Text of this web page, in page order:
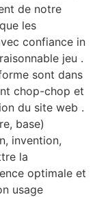
de notre
les
confiance in
jeu .
sont dans
chop-chop et
du site web .
base)
invention,
la
optimale et
usage